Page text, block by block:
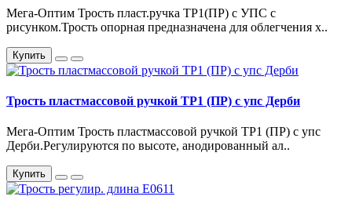
Мега-Оптим Трость пласт.ручка ТР1(ПР) с УПС с
рисунком.Трость опорная предназначена для облегчения х..
Купить
Трость пластмассовой ручкой ТР1 (ПР) с упс Дерби
Мега-Оптим Трость пластмассовой ручкой ТР1 (ПР) с упс
Дерби.Регулируются по высоте, анодированный ал..
Купить